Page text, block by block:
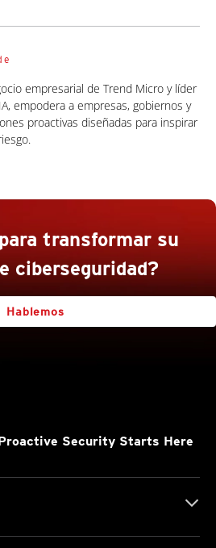
empresarial de Trend Micro y líder
empodera a empresas, gobiernos y
proactivas diseñadas para inspirar
transformar su
ciberseguridad?
Hablemos
Security Starts Here